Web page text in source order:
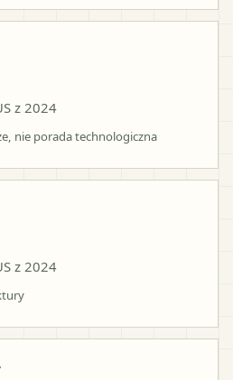
z 2024
nie porada technologiczna
z 2024